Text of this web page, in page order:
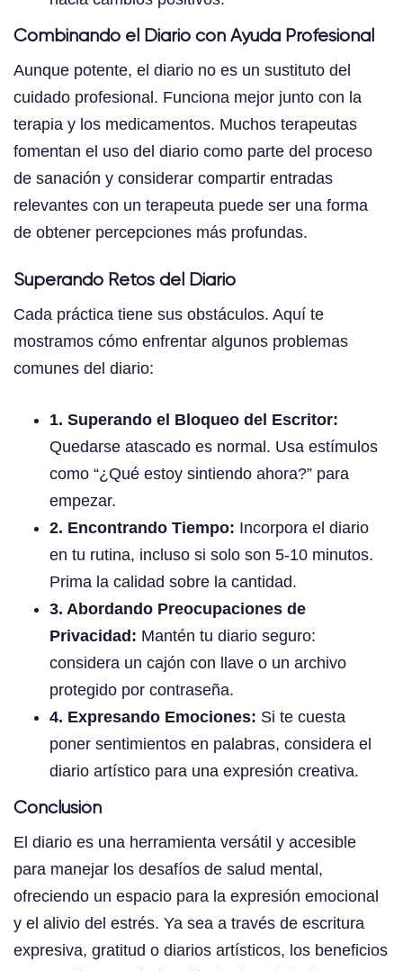
Combinando el Diario con Ayuda Profesional
Aunque potente, el diario no es un sustituto del
cuidado profesional. Funciona mejor junto con la
terapia y los medicamentos. Muchos terapeutas
fomentan el uso del diario como parte del proceso
de sanación y considerar compartir entradas
relevantes con un terapeuta puede ser una forma
de obtener percepciones más profundas.
Superando Retos del Diario
Cada práctica tiene sus obstáculos. Aquí te
mostramos cómo enfrentar algunos problemas
comunes del diario:
1. Superando el Bloqueo del Escritor:
Quedarse atascado es normal. Usa estímulos
como “¿Qué estoy sintiendo ahora?” para
empezar.
2. Encontrando Tiempo: Incorpora el diario
en tu rutina, incluso si solo son 5-10 minutos.
Prima la calidad sobre la cantidad.
3. Abordando Preocupaciones de
Privacidad: Mantén tu diario seguro:
considera un cajón con llave o un archivo
protegido por contraseña.
4. Expresando Emociones: Si te cuesta
poner sentimientos en palabras, considera el
diario artístico para una expresión creativa.
Conclusión
El diario es una herramienta versátil y accesible
para manejar los desafíos de salud mental,
ofreciendo un espacio para la expresión emocional
y el alivio del estrés. Ya sea a través de escritura
expresiva, gratitud o diarios artísticos, los beneficios